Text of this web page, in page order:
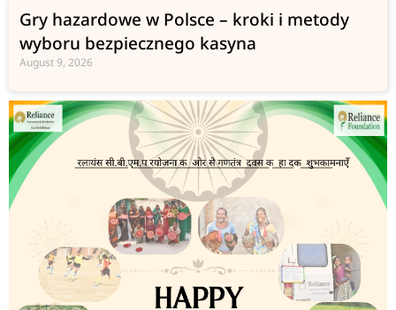
Gry hazardowe w Polsce – kroki i metody
wyboru bezpiecznego kasyna
August 9, 2026